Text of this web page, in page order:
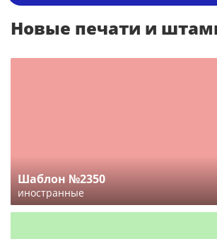
Новые печати и
Шаблон №2350
иностранные